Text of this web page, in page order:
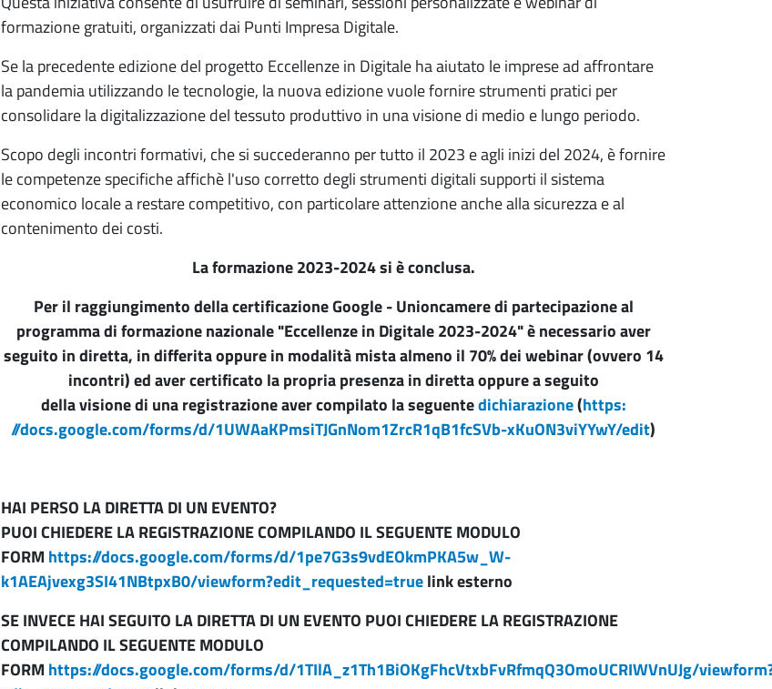
formazione gratuiti, organizzati dai Punti Impresa Digitale.
Se la precedente edizione del progetto Eccellenze in Digitale ha aiutato le imprese ad affrontare
la pandemia utilizzando le tecnologie, la nuova edizione vuole fornire strumenti pratici per
consolidare la digitalizzazione del tessuto produttivo in una visione di medio e lungo periodo.
Scopo degli incontri formativi, che si succederanno per tutto il 2023 e agli inizi del 2024, è fornire
le competenze specifiche affichè l'uso corretto degli strumenti digitali supporti il sistema
economico locale a restare competitivo, con particolare attenzione anche alla sicurezza e al
contenimento dei costi.
La formazione 2023-2024 si è conclusa.
Per il raggiungimento della certificazione Google - Unioncamere di partecipazione al
programma di formazione nazionale "Eccellenze in Digitale 2023-2024" è necessario aver
seguito in diretta, in differita oppure in modalità mista almeno il 70% dei webinar (ovvero 14
incontri) ed aver certificato la propria presenza in diretta oppure a seguito
della visione di una registrazione aver compilato la seguentedichiarazione(https:
//docs.google.com/forms/d/1UWAaKPmsiTJGnNom1ZrcR1qB1fcSVb-xKuON3viYYwY/edit)
HAI PERSO LA DIRETTA DI UN EVENTO?
PUOI CHIEDERE LA REGISTRAZIONE COMPILANDO IL SEGUENTE MODULO
FORMhttps://docs.google.com/forms/d/1pe7G3s9vdEOkmPKA5w_W-
k1AEAjvexg3SI41NBtpxB0/viewform?edit_requested=truelink esterno
SE INVECE HAI SEGUITO LA DIRETTA DI UN EVENTO PUOI CHIEDERELA REGISTRAZIONE
COMPILANDO IL SEGUENTE MODULO
FORMhttps://docs.google.com/forms/d/1TIlA_z1Th1BiOKgFhcVtxbFvRfmqQ3OmoUCRIWVnUJg/